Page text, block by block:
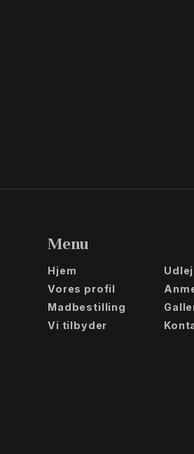
Menu
Hjem
Vores profil
Madbestilling
Vi tilbyder